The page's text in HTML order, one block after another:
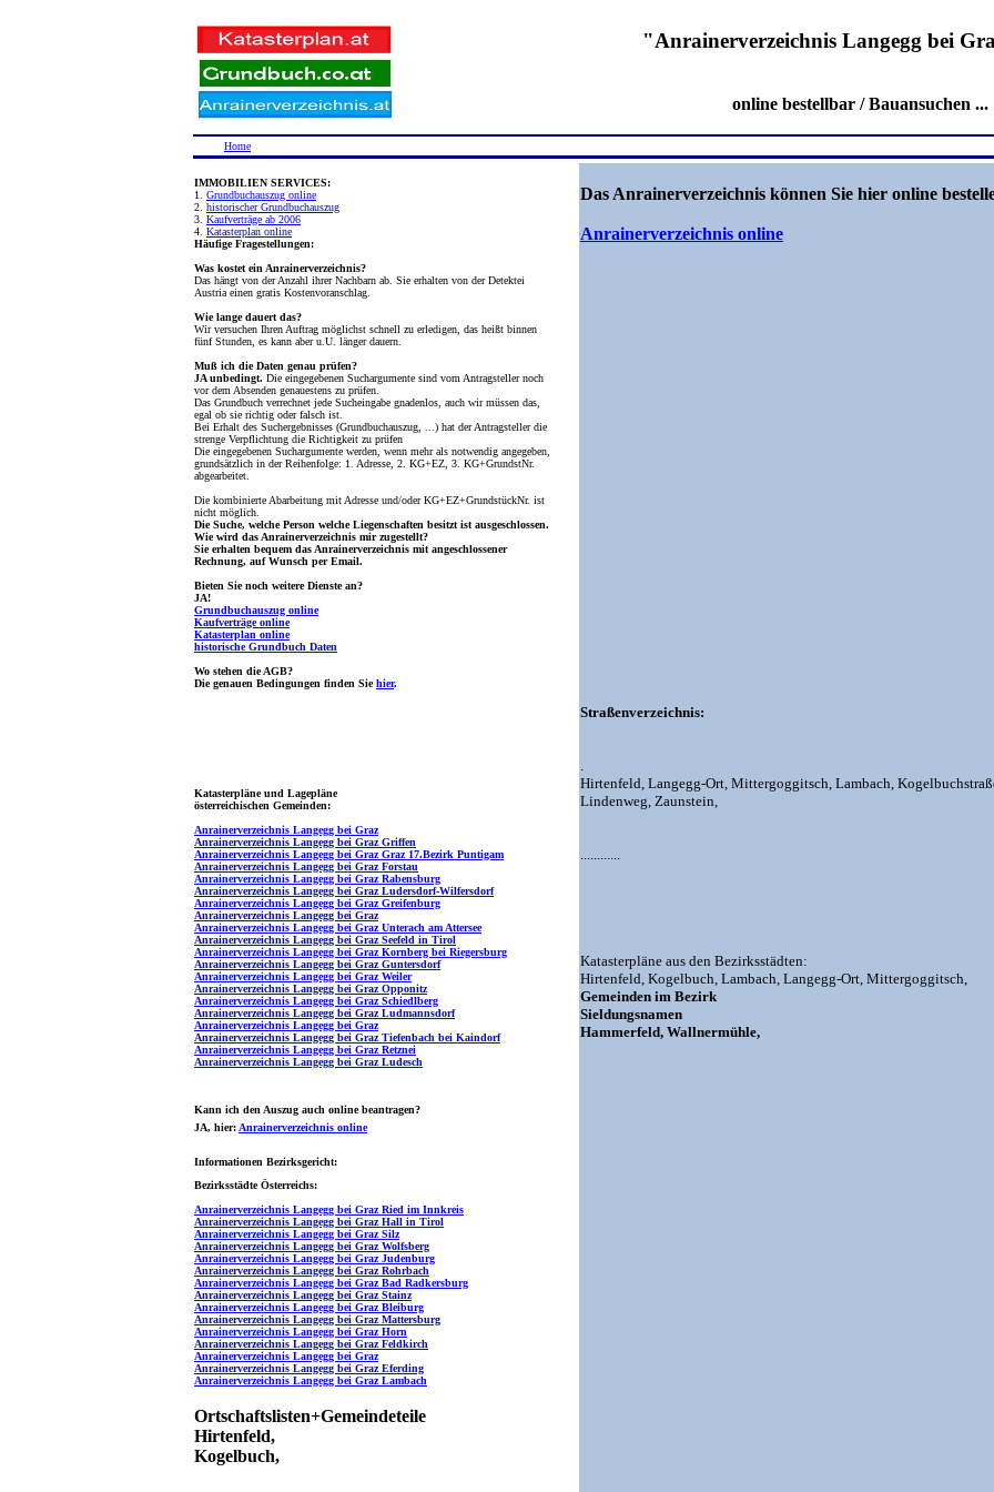
"Anrainerverzeichnis Langegg bei
online bestellbar / Bauansuchen ...
Home
IMMOBILIEN SERVICES:
1. Grundbuchauszug online
2. historischer Grundbuchauszug
3. Kaufverträge ab 2006
4. Katasterplan online
Häufige Fragestellungen:
Was kostet ein Anrainerverzeichnis?
Das hängt von der Anzahl ihrer Nachbarn ab. Sie erhalten von der Detektei
Austria einen gratis Kostenvoranschlag.
Wie lange dauert das?
Wir versuchen Ihren Auftrag möglichst schnell zu erledigen, das heißt binnen
fünf Stunden, es kann aber u.U. länger dauern.
Muß ich die Daten genau prüfen?
JA unbedingt. Die eingegebenen Suchargumente sind vom Antragsteller noch
vor dem Absenden genauestens zu prüfen.
Das Grundbuch verrechnet jede Sucheingabe gnadenlos, auch wir müssen das,
egal ob sie richtig oder falsch ist.
Bei Erhalt des Suchergebnisses (Grundbuchauszug, ...) hat der Antragsteller die
strenge Verpflichtung die Richtigkeit zu prüfen
Die eingegebenen Suchargumente werden, wenn mehr als notwendig angegeben,
grundsätzlich in der Reihenfolge: 1. Adresse, 2. KG+EZ, 3. KG+GrundstNr.
abgearbeitet.
Die kombinierte Abarbeitung mit Adresse und/oder KG+EZ+GrundstückNr. ist
nicht möglich.
Die Suche, welche Person welche Liegenschaften besitzt ist ausgeschlossen.
Wie wird das Anrainerverzeichnis mir zugestellt?
Sie erhalten bequem das Anrainerverzeichnis mit angeschlossener
Rechnung, auf Wunsch per Email.
Bieten Sie noch weitere Dienste an?
JA!
Grundbuchauszug online
Kaufverträge online
Katasterplan online
historische Grundbuch Daten
Wo stehen die AGB?
Die genauen Bedingungen finden Siehier.
Katasterpläne und Lagepläne
österreichischen Gemeinden:
Anrainerverzeichnis Langegg bei Graz
Anrainerverzeichnis Langegg bei Graz Griffen
Anrainerverzeichnis Langegg bei Graz Graz 17.Bezirk Puntigam
Anrainerverzeichnis Langegg bei Graz Forstau
Anrainerverzeichnis Langegg bei Graz Rabensburg
Anrainerverzeichnis Langegg bei Graz Ludersdorf-Wilfersdorf
Anrainerverzeichnis Langegg bei Graz Greifenburg
Anrainerverzeichnis Langegg bei Graz
Anrainerverzeichnis Langegg bei Graz Unterach am Attersee
Anrainerverzeichnis Langegg bei Graz Seefeld in Tirol
Anrainerverzeichnis Langegg bei Graz Kornberg bei Riegersburg
Anrainerverzeichnis Langegg bei Graz Guntersdorf
Anrainerverzeichnis Langegg bei Graz Weiler
Anrainerverzeichnis Langegg bei Graz Opponitz
Anrainerverzeichnis Langegg bei Graz Schiedlberg
Anrainerverzeichnis Langegg bei Graz Ludmannsdorf
Anrainerverzeichnis Langegg bei Graz
Anrainerverzeichnis Langegg bei Graz Tiefenbach bei Kaindorf
Anrainerverzeichnis Langegg bei Graz Retznei
Anrainerverzeichnis Langegg bei Graz Ludesch
Kann ich den Auszug auch online beantragen?
JA, hier: Anrainerverzeichnis online
Informationen Bezirksgericht:
Bezirksstädte Österreichs:
Anrainerverzeichnis Langegg bei Graz Ried im Innkreis
Anrainerverzeichnis Langegg bei Graz Hall in Tirol
Anrainerverzeichnis Langegg bei Graz Silz
Anrainerverzeichnis Langegg bei Graz Wolfsberg
Anrainerverzeichnis Langegg bei Graz Judenburg
Anrainerverzeichnis Langegg bei Graz Rohrbach
Anrainerverzeichnis Langegg bei Graz Bad Radkersburg
Anrainerverzeichnis Langegg bei Graz Stainz
Anrainerverzeichnis Langegg bei Graz Bleiburg
Anrainerverzeichnis Langegg bei Graz Mattersburg
Anrainerverzeichnis Langegg bei Graz Horn
Anrainerverzeichnis Langegg bei Graz Feldkirch
Anrainerverzeichnis Langegg bei Graz
Anrainerverzeichnis Langegg bei Graz Eferding
Anrainerverzeichnis Langegg bei Graz Lambach
Ortschaftslisten+Gemeindeteile
Hirtenfeld,
Kogelbuch,
Das Anrainerverzeichnis können Sie hier online
Anrainerverzeichnis online
Straßenverzeichnis:
.
Hirtenfeld, Langegg-Ort, Mittergoggitsch, Lambach,
Lindenweg, Zaunstein,
............
Katasterpläne aus den Bezirksstädten:
Hirtenfeld, Kogelbuch, Lambach, Langegg-Ort, Mittergoggitsch,
Gemeinden im Bezirk
Sieldungsnamen
Hammerfeld, Wallnermühle,